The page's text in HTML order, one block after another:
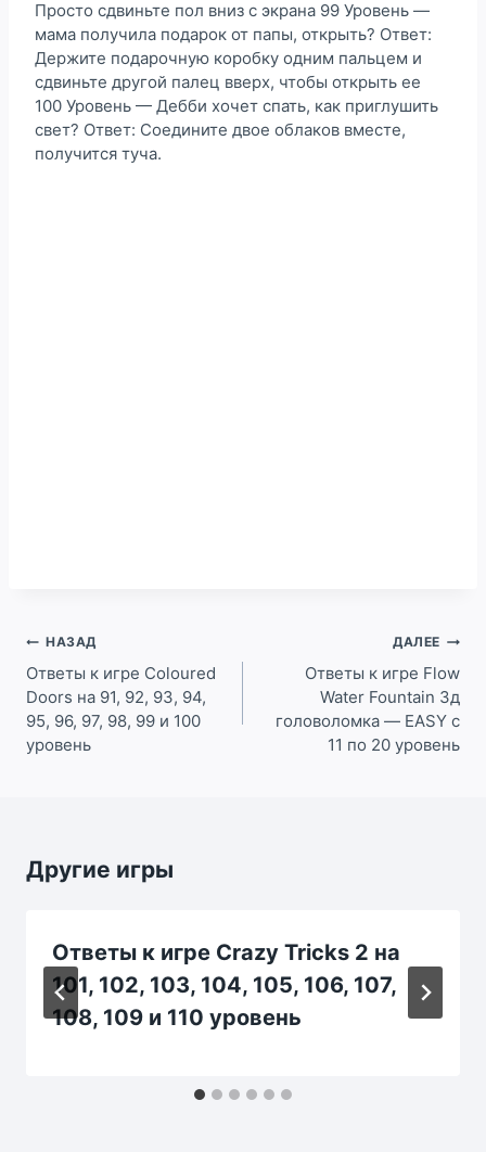
Просто сдвиньте пол вниз с экрана 99 Уровень —
мама получила подарок от папы, открыть? Ответ:
Держите подарочную коробку одним пальцем и
сдвиньте другой палец вверх, чтобы открыть ее
100 Уровень — Дебби хочет спать, как приглушить
свет? Ответ: Соедините двое облаков вместе,
получится туча.
Навигация
по
записям
НАЗАД
Ответы к игре Coloured
Doors на 91, 92, 93, 94,
95, 96, 97, 98, 99 и 100
уровень
ДАЛЕЕ
Ответы к игре Flow
Water Fountain 3д
головоломка — EASY c
11 по 20 уровень
Другие игры
Ответы к игре Crazy Tricks 2 на
101, 102, 103, 104, 105, 106, 107,
108, 109 и 110 уровень